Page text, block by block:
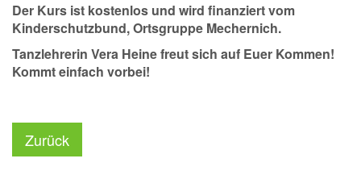
Der Kurs ist kostenlos und wird finanziert vom
Kinderschutzbund, Ortsgruppe Mechernich.
Tanzlehrerin Vera Heine freut sich auf Euer Kommen!
Kommt einfach vorbei!
Zurück